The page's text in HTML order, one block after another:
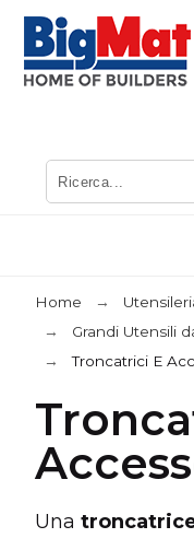
Home
Grandi Utensili
Troncatrici E
Una